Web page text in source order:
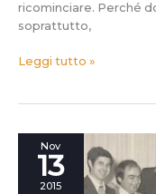
ricominciare. Perché
soprattutto,
Leggi tutto »
Nov
13
2015
Brianza
anni